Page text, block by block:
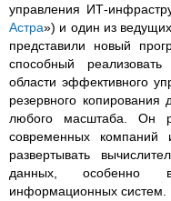
управления ИТ-
Астра») и один из
представили новый
способный
области эффективного
резервного
любого масштаба. Он
современных компаний
развертывать
данных, особенно в
информационных систем.